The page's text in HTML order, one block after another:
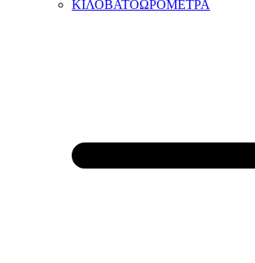
ΚΙΛΟΒΑΤΟΩΡΟΜΕΤΡΑ